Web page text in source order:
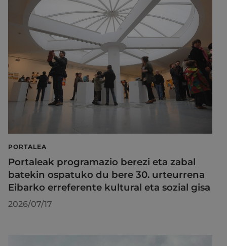
PORTALEA
Portaleak programazio berezi eta zabal
batekin ospatuko du bere 30. urteurrena
Eibarko erreferente kultural eta sozial gisa
2026/07/17